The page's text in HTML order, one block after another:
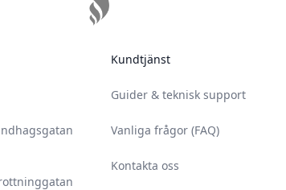
Kundtjänst
Guider & teknisk support
Vanliga frågor (FAQ)
Kontakta oss